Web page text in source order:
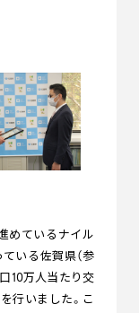
めているナイル
いる佐賀県（参
10万人当たり交
行いました。こ